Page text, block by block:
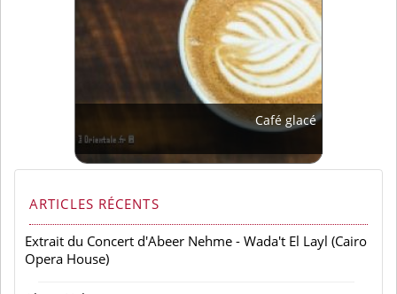
Café glacé
ARTICLES RÉCENTS
Extrait du Concert d'Abeer Nehme - Wada't El Layl (Cairo
Opera House)